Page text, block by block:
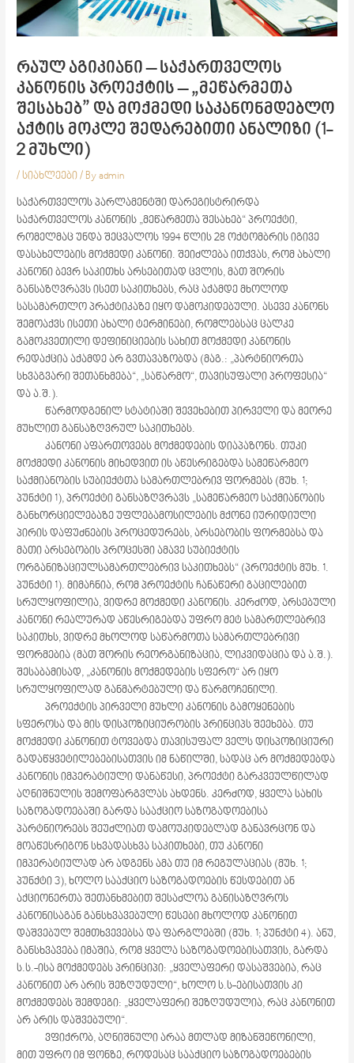
რაულ აგიკიანი – საქართველოს
კანონის პროექტის – „მეწარმეთა
შესახებ” და მოქმედი საკანონმდებლო
აქტის მოკლე შედარებითი ანალიზი (1-
2 მუხლი)
/სიახლეები / Byadmin
საქართველოს პარლამენტში დარეგისტრირდა
საქართველოს კანონის „მეწარმეთა შესახებ“ პროექტი,
რომელმაც უნდა შეცვალოს 1994 წლის 28 ოქტომბრის იგივე
დასახელების მოქმედი კანონი. შეიძლება ითქვას, რომ ახალი
კანონი ბევრ საკითხს არსებითად ცვლის, მათ შორის
განსაზღვრავს ისეთ საკითხებს, რაც აქამდე მხოლოდ
სასამართლო პრაქტიკაზე იყო დამოკიდებული. ასევე კანონს
შემოაქვს ისეთი ახალი ტერმინები, რომლებსაც ცალკე
გამოკვეთილი დეფინიციების სახით მოქმედი კანონის
რედაქცია აქამდე არ გვთავაზობდა (მაგ.: „პარტნიორთა
სხვაგვარი შეთანხმება“, „საწარმო“, თავისუფალი პროფესია“
და ა.შ.).
წარმოდგენილ სტატიაში შევეხებით პირველი და მეორე
მუხლით განსაზღვრულ საკითხებს.
კანონი აფართოვებს მოქმედების დიაპაზონს. თუკი
მოქმედი კანონის მიხედვით ის აწესრიგებდა სამეწარმეო
საქმიანობის სუბიექტთა სამართლებრივ ფორმებს (მუხ. 1;
პუნქტი 1), პროექტი განსაზღვრავს „სამეწარმეო საქმიანობის
განხორციელებაზე უფლებამოსილების მქონე იურიდიული
პირის დაფუძნების პროცედურებს, არსებობის ფორმებსა და
მათი არსებობის პროცესში ამავე სუბიექტის
ორგანიზაციულსამართლებრივ საკითხებს“ (პროექტის მუხ. 1.
პუნქტი 1). მიმაჩნია, რომ პროექტის ჩანაწერი გაცილებით
სრულყოფილია, ვიდრე მოქმედი კანონის. კერძოდ, არსებული
კანონი რეალურად აწესრიგებდა უფრო მეტ სამართლებრივ
საკითხს, ვიდრე მხოლოდ საწარმოთა სამართლებრივი
ფორმებია (მათ შორის რეორგანიზაცია, ლიკვიდაცია და ა.შ.).
შესაბამისად, „კანონის მოქმედების სფერო“ არ იყო
სრულყოფილად განმარტებული და წარმოჩენილი.
პროექტის პირველი მუხლი კანონის გამოყენების
სფეროსა და მის დისპოზიციურობის პრინციპს შეეხება. თუ
მოქმედი კანონით ტოვებდა თავისუფალ ველს დისპოზიციური
გადაწყვეტილებებისათვის იმ ნაწილში, სადაც არ მოქმედებდა
კანონის იმპერატიული დანაწესი, პროექტი გარკვეულწილად
აღნიშნულის შემოფარგვლას ახდენს. კერძოდ, ყველა სახის
საზოგადოებაში გარდა სააქციო საზოგადოებისა
პარტნიორებს შეუძლიათ დამოუკიდებლად განავრცონ და
მოაწესრიგონ სხვადასხვა საკითხები, თუ კანონი
იმპერატიულად არ ადგენს ამა თუ იმ რეგულაციას (მუხ. 1;
პუნქტი 3), ხოლო სააქციო საზოგადოების წესდებით ან
აქციონერთა შეთანხმებით შესაძლოა განისაზღვროს
კანონისაგან განსხვავებული წესები მხოლოდ კანონით
დაშვებულ შემთხვევებსა და ფარგლებში (მუხ. 1; პუნქტი 4). ანუ,
განსხვავება იმაშია, რომ ყველა საზოგადოებისათვის, გარდა
ს.ს.-ისა მოქმედებს პრინციპი: „ყველაფერი დასაშვებია, რაც
კანონით არ არის შეზღუდული“, ხოლო ს.ს-ებისათვის კი
მოქმედებს შემდეგი: „ყველაფერი შეზღუდულია, რაც კანონით
არ არის დაშვებული“.
ვფიქრობ, აღნიშნული არაა მთლად მიზანშეწონილი,
მით უფრო იმ ფონზე, როდესაც სააქციო საზოგადოებების